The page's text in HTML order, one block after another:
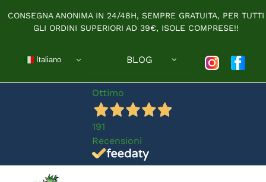
contenuto
CONSEGNA ANONIMA IN 24/48H, SEMPRE GRATUITA, PER TUTTI
GLI ORDINI SUPERIORI AD 39€, ISOLE COMPRESE!!
Italiano BLOG
Ottimo
191
Recensioni